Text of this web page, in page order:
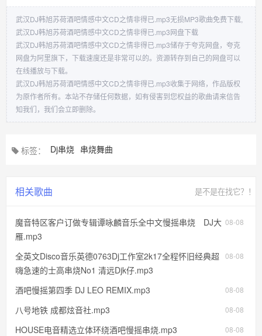
武汉DJ韩旭苏荷酒吧情感中文CD之情非得已.mp3无损MP3歌曲免费下载,
武汉DJ韩旭苏荷酒吧情感中文CD之情非得已.mp3网盘下载
武汉DJ韩旭苏荷酒吧情感中文CD之情非得已.mp3储存于夸克网盘，夸克
网盘为阿里旗下，下载速度还是非常可以的。资源转存到自己的网盘可以
在线播放与下载。
武汉DJ韩旭苏荷酒吧情感中文CD之情非得已.mp3收集于网络，作品版权
为原作者所有。本站不存储任何数据，如有侵害到您权益的歌曲请来信告
知我们，我们会立即删除。
标签： Dj串烧 串烧舞曲
相关歌曲 是不是在找它？！
08-08
魔音特区客户订做专辑谭咏麟音乐全中文慢摇串烧 DJ大
雁.mp3
08-08
全英文Disco音乐英德0763Dj工作室2k17全程怀旧经典超
嗨急速的士高串烧No1 清远Djk仔.mp3
08-08
酒吧慢摇第四季 DJ LEO REMIX.mp3
08-08
八号地铁 成都炫音社.mp3
08-08
HOUSE电音精选立体环绕酒吧慢摇串烧.mp3